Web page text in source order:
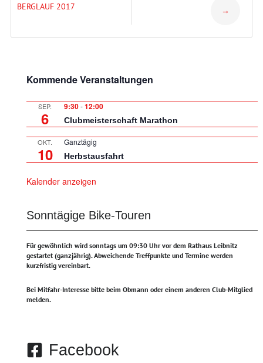
ERGLAUF 2017 →
Kommende Veranstaltungen
SEP.
6
9:30-12:00
Clubmeisterschaft Marathon
OKT.
10
Ganztägig
Herbstausfahrt
Kalender anzeigen
Sonntägige Bike-Touren
Für gewöhnlich wird sonntags um 09:30 Uhr vor dem Rathaus Leibnitz
gestartet (ganzjährig).Abweichende Treffpunkte und Termine werden
kurzfristig vereinbart.
Bei Mitfahr-Interesse bitte beim Obmann oder einem anderen Club-Mitglied
melden.
Facebook